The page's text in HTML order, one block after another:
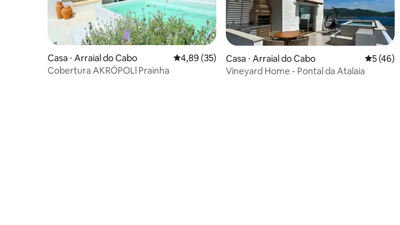
Casa ⋅ Arraial do Cabo 4,89 de uma avaliação média de 5, 35 avaliações
4,89 (35)
Cobertura AKRÓPOLl Prainha
Casa ⋅ Arraial do Cabo 5 de
5 (46)
Vineyard Home - Pontal da Atalaia